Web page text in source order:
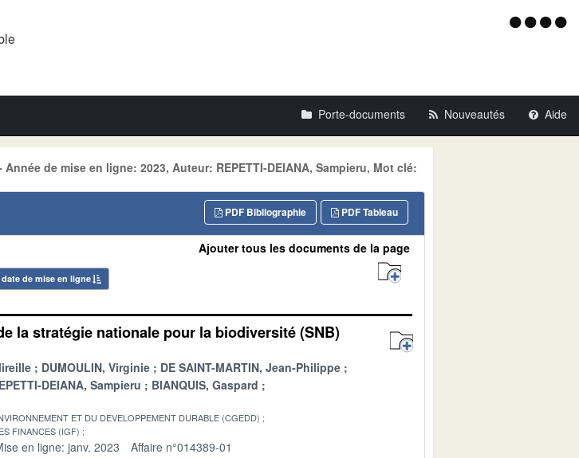
Menu
Porte-documents Nouveautés Aide
de mise en ligne: 2023, Auteur: REPETTI-DEIANA, Sampieru, Mot clé:
PDF Tableau
PDF Bibliographie
date de mise en ligne
Ajouter tous les documents de la page
la stratégie nationale pour la biodiversité (SNB)
DUMOULIN, Virginie
DE SAINT-MARTIN, Jean-Philippe
DEIANA, Sampieru
BIANQUIS, Gaspard
ET DU DEVELOPPEMENT DURABLE (CGEDD)
FINANCES (IGF)
en ligne: janv. 2023 Affaire n°014389-01